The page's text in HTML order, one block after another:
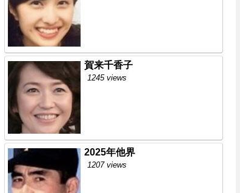
賀来千香子
1245 views
2025年他界
1207 views